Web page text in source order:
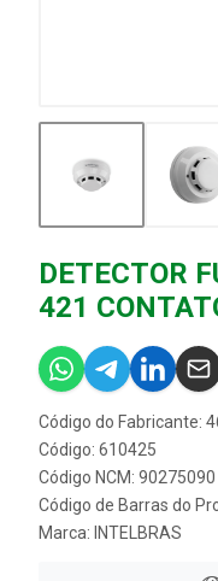
DETECTOR
421
Código do Fabricante:
Código: 610425
Código NCM: 90275090
Código de Barras do
Marca: INTELBRAS